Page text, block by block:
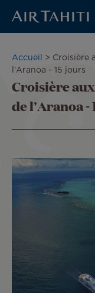
Fil
d'Ariane
Accueil
Croisière
l'Aranoa - 15 jours
Croisière
de l'Aranoa -